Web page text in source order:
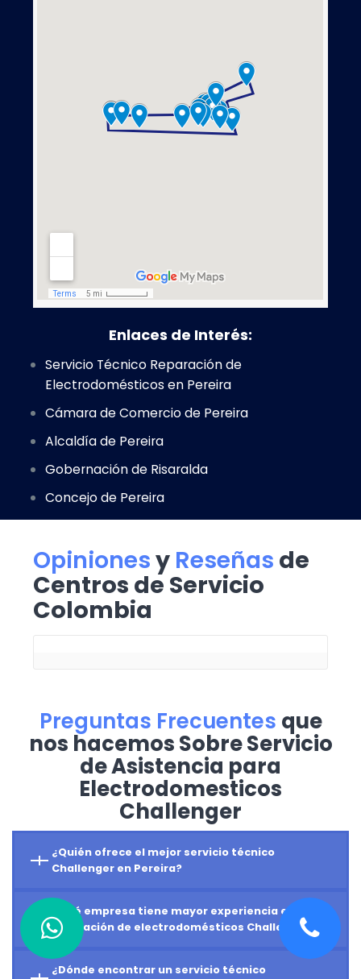
Enlaces de Interés:
Servicio Técnico Reparación de
Electrodomésticos en Pereira
Cámara de Comercio de Pereira
Alcaldía de Pereira
Gobernación de Risaralda
Concejo de Pereira
Opinionesy Reseñas de
Centros de Servicio
Colombia
Preguntas Frecuentes que
nos hacemos Sobre Servicio
de Asistencia para
Electrodomesticos
Challenger
¿Quién ofrece el mejor servicio técnico
Challenger en Pereira?
¿Qué empresa tiene mayor experiencia en
reparación de electrodomésticos Challenger?
¿Dónde encontrar un servicio técnico